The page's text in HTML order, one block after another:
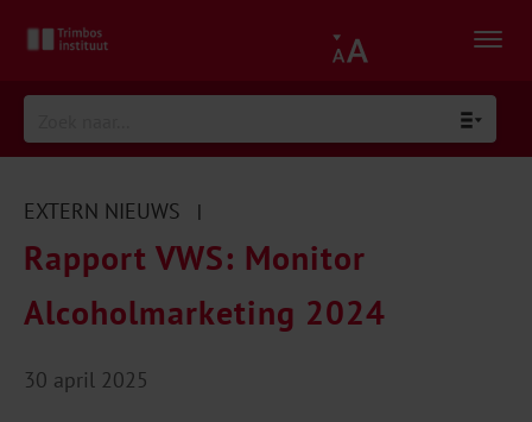
EXTERN NIEUWS |
Rapport VWS: Monitor
Alcoholmarketing 2024
30 april 2025